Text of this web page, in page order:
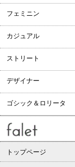
フェミニン
カジュアル
ストリート
デザイナー
ゴシック＆ロリータ
トップページ